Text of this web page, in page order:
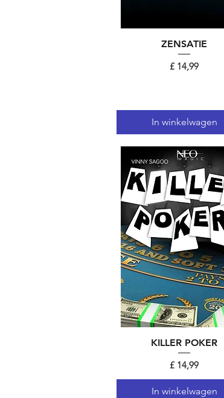
Snel overzicht
ZENSATIE
Prijs
£ 14,99
In winkelwagen
Snel overzicht
KILLER POKER
Prijs
£ 14,99
In winkelwagen